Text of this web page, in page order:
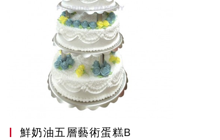
鮮奶油五層藝術蛋糕B